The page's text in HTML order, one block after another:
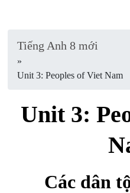
Tiếng Anh 8 mới
»
Unit 3: Peoples of Viet Nam
Unit 3:
Các dân